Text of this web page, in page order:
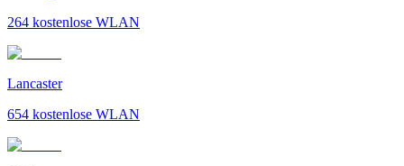
264 kostenlose WLAN
Lancaster
654 kostenlose WLAN